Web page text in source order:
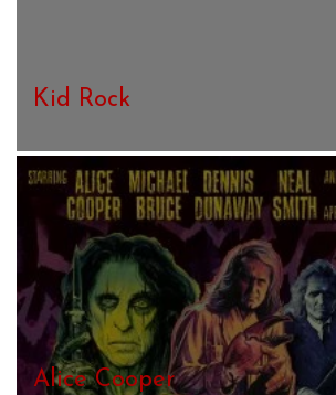
Kid Rock
Alice Cooper